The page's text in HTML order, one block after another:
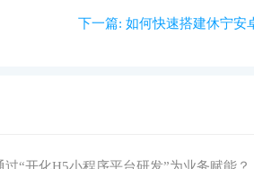
下一篇: 如何快速搭建休宁安